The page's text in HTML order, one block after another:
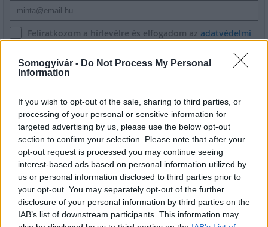
Somogyivár - Do Not Process My Personal
Information
If you wish to opt-out of the sale, sharing to third parties, or
processing of your personal or sensitive information for
targeted advertising by us, please use the below opt-out
section to confirm your selection. Please note that after your
opt-out request is processed you may continue seeing
interest-based ads based on personal information utilized by
us or personal information disclosed to third parties prior to
your opt-out. You may separately opt-out of the further
disclosure of your personal information by third parties on the
IAB’s list of downstream participants. This information may
Feliratkozom a hírlevélre és elfogadom az adatvédelmi
FELIRATKOZÁS
LEGFRISSEBB
Kevesebb fényt!